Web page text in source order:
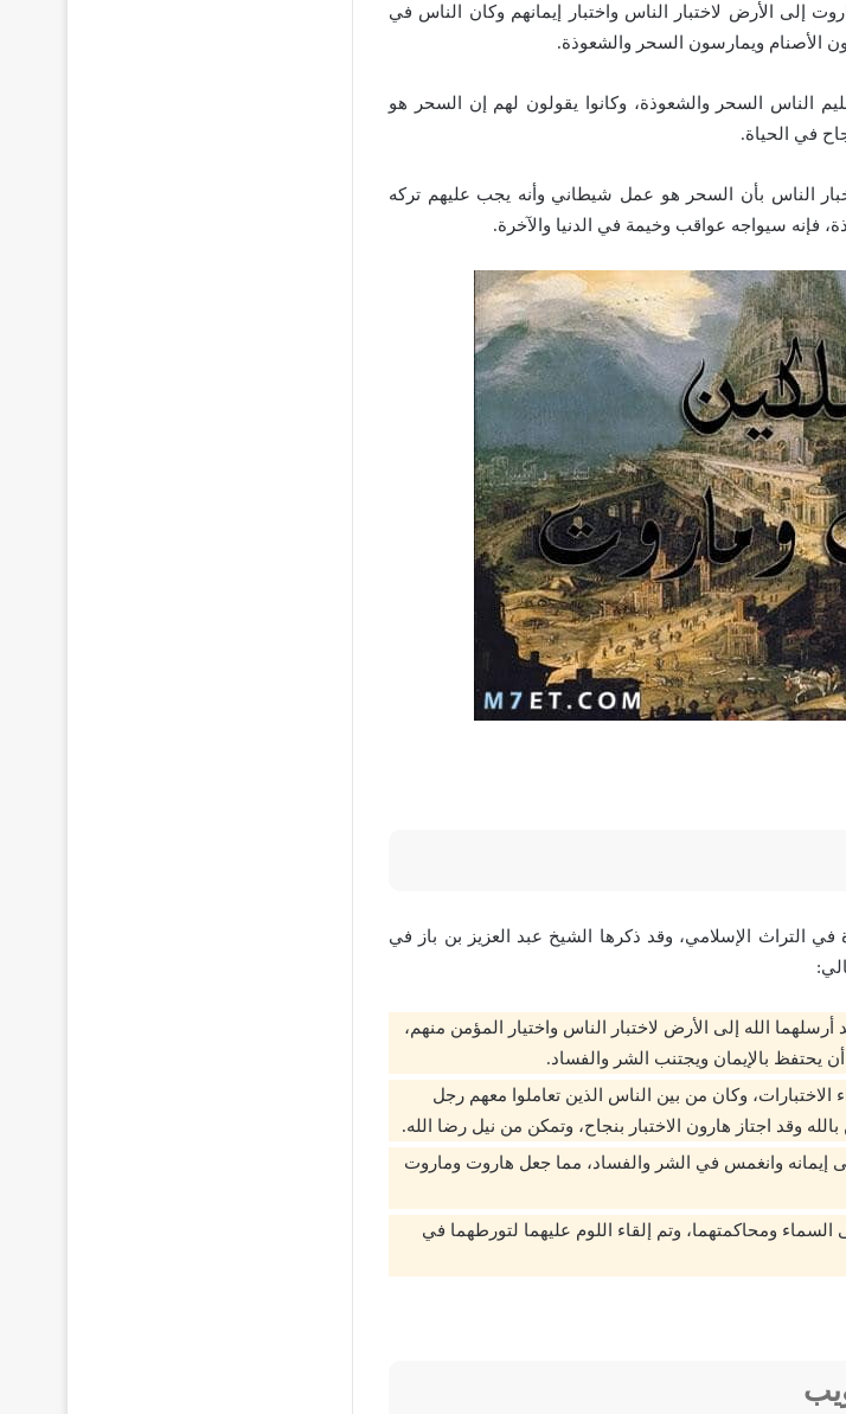
إلى الأرض لاختبار الناس واختبار إيمانهم وكان الناس في
الأصنام ويمارسون السحر والشعوذة.
الناس السحر والشعوذة، وكانوا يقولون لهم إن السحر هو
في الحياة.
الناس بأن السحر هو عمل شيطاني وأنه يجب عليهم تركه
فإنه سيواجه عواقب وخيمة في الدنيا والآخرة.
الإسلامي، وقد ذكرها الشيخ عبد العزيز بن باز في
الله إلى الأرض لاختبار الناس واختيار المؤمن منهم،
يحتفظ بالإيمان ويجتنب الشر والفساد.
وكان من بين الناس الذين تعاملوا معهم رجل
وقد اجتاز هارون الاختبار بنجاح، وتمكن من نيل رضا الله.
إيمانه وانغمس في الشر والفساد، مما جعل هاروت وماروت
السماء ومحاكمتهما، وتم إلقاء اللوم عليهما لتورطهما في